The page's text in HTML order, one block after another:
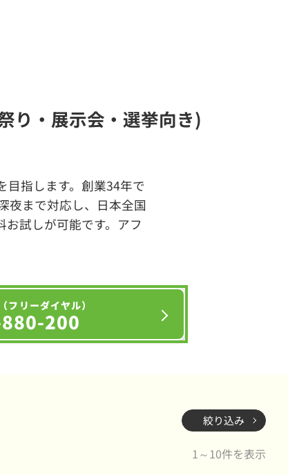
り・展示会・選挙向き)
目指します。創業34年で
夜まで対応し、日本全国
試しが可能です。アフ
フリーダイヤル）
200
絞り込み
1～10件を表示